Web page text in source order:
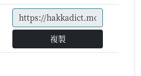
複製